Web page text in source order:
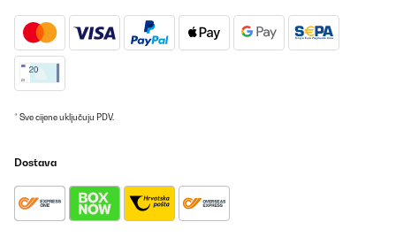
* Sve cijene uključuju PDV.
Dostava